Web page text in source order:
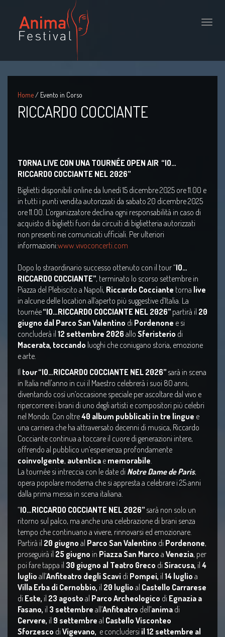
Toggle
Home/ Evento in Corso
RICCARDO COCCIANTE
TORNA LIVE CON UNA TOURNÉE OPEN AIR “IO…
RICCARDO COCCIANTE NEL 2026”
Biglietti disponibili online da lunedì 15 dicembre 2025 ore 11.00 e
in tutti i punti vendita autorizzati da sabato 20 dicembre 2025
ore 11.00. L’organizzatore declina ogni responsabilità in caso di
acquisto di biglietti fuori dai circuiti di biglietteria autorizzati
non presenti nei comunicati ufficiali. Per ulteriori
informazioni:www.vivoconcerti.com
Dopo lo straordinario successo ottenuto con il tour “IO…
RICCARDO COCCIANTE”, terminato lo scorso settembre in
Piazza del Plebiscito a Napoli, Riccardo Cocciante torna live
in alcune delle location all’aperto più suggestive d’Italia. La
tournée“IO…RICCARDO COCCIANTE NEL 2026” partirà ​​il 20
giugno dal Parco San Valentino di Pordenone e si
concluderà il 12 settembre 2026 allo Sferisterio di
Macerata, toccando luoghi che coniugano storia, emozione
e arte.
Il tour “IO…RICCARDO COCCIANTE NEL 2026” sarà in scena
in Italia nell'anno in cui il Maestro celebrerà i suoi 80 anni,
diventando così un’occasione speciale per ascoltare dal vivo e
ripercorrere i brani di uno degli artisti e compositori più celebri
nel Mondo. Con oltre40 album pubblicati in tre lingue e
una carriera che ha attraversato decenni di musica, Riccardo
Cocciante continua a toccare il cuore di generazioni intere,
offrendo al pubblico un’esperienza profondamente
coinvolgente, autentica e memorabile.
La tournée si intreccia con le date di Notre Dame de Paris,
opera popolare moderna che si appresta a celebrare i 25 anni
dalla prima messa in scena italiana.
“IO…RICCARDO COCCIANTE NEL 2026” sarà non solo un
ritorno sul palco, ma anche una celebrazione di brani senza
tempo che continuano a vivere, rinnovarsi ed emozionare.
Partirà il 20 giugno al Parco San Valentino di Pordenone,
proseguirà il 25 giugno in Piazza San Marco a Venezia, per
poi fare tappa il 30 giugno al Teatro Greco di Siracusa, il 4
luglio all’Anfiteatro degli Scavi di Pompei, il 14 luglio a
Villa Erba di Cernobbio, il 20 luglio al Castello Carrarese
di Este, il 23 agosto al Parco Archeologico di Egnazia a
Fasano, il 3 settembre all’Anfiteatro dell’anima di
Cervere, il 9 settembre al Castello Visconteo
Sforzesco di Vigevano, e concludersi il 12 settembre al